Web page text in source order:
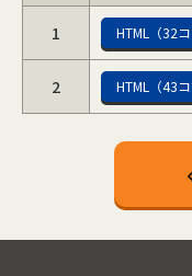
1 HTML（32コ
2 HTML（43コ